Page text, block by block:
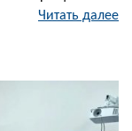
Читать далее